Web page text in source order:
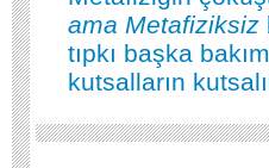
ama Metafiziksiz
tıpkı başka
kutsalların